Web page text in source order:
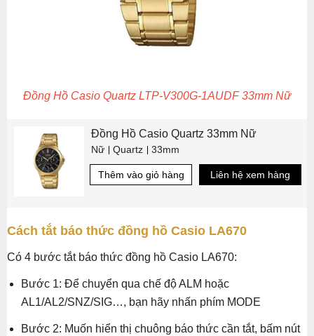
Đồng Hồ Casio Quartz LTP-V300G-1AUDF 33mm Nữ
Đồng Hồ Casio Quartz 33mm Nữ
Nữ Quartz 33mm
Thêm vào giỏ hàng Liên hệ xem hàng
Cách tắt báo thức đồng hồ Casio LA670
Có 4 bước tắt báo thức đồng hồ Casio LA670:
Bước 1: Để chuyển qua chế độ ALM hoặc
AL1/AL2/SNZ/SIG…, bạn hãy nhấn phím MODE
Bước 2: Muốn hiển thị chuông báo thức cần tắt, bấm nút